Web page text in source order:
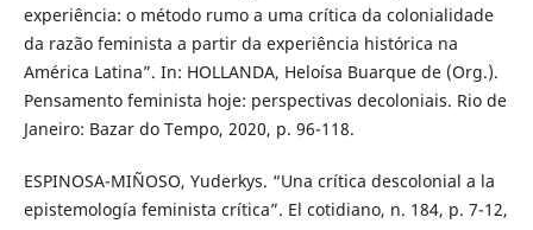
experiência: o método rumo a uma crítica da colonialidade
da razão feminista a partir da experiência histórica na
América Latina”. In: HOLLANDA, Heloísa Buarque de (Org.).
Pensamento feminista hoje: perspectivas decoloniais. Rio de
Janeiro: Bazar do Tempo, 2020, p. 96-118.
ESPINOSA-MIÑOSO, Yuderkys. “Una crítica descolonial a la
epistemología feminista crítica”. El cotidiano, n. 184, p. 7-12,